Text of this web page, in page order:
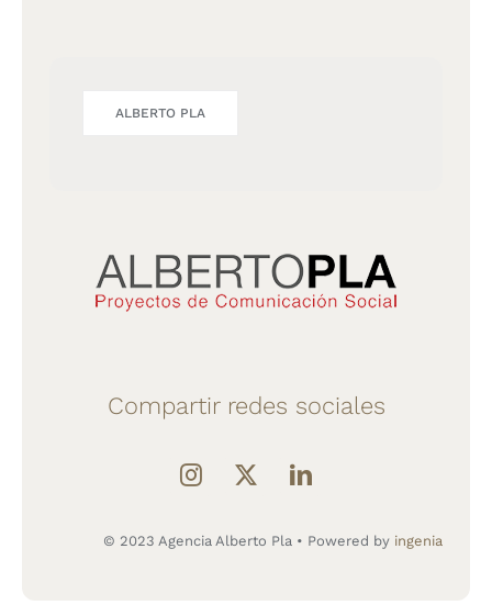
ALBERTO PLA
Compartir redes sociales
© 2023 Agencia Alberto Pla • Powered by ingenia